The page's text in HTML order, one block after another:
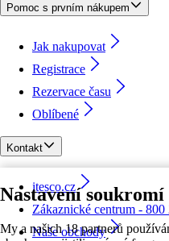
Nastavení soukromí
My a našich 18 partnerů
Pomoc s prvním nákupem
Jak nakupovat
Registrace
Rezervace času
Oblíbené
Kontakt
itesco.cz
Zákaznické centrum - 800
Naše obchody